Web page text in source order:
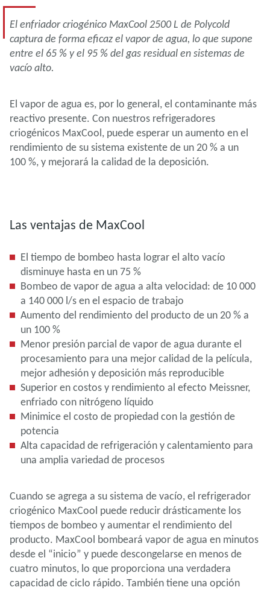
El enfriador criogénico MaxCool 2500 L de Polycold
captura de forma eficaz el vapor de agua, lo que supone
entre el 65 % y el 95 % del gas residual en sistemas de
vacío alto.
El vapor de agua es, por lo general, el contaminante más
reactivo presente. Con nuestros refrigeradores
criogénicos MaxCool, puede esperar un aumento en el
rendimiento de su sistema existente de un 20 % a un
100 %, y mejorará la calidad de la deposición.
Las ventajas de MaxCool
El tiempo de bombeo hasta lograr el alto vacío
disminuye hasta en un 75 %
Bombeo de vapor de agua a alta velocidad: de 10 000
a 140 000 l/s en el espacio de trabajo
Aumento del rendimiento del producto de un 20 % a
un 100 %
Menor presión parcial de vapor de agua durante el
procesamiento para una mejor calidad de la película,
mejor adhesión y deposición más reproducible
Superior en costos y rendimiento al efecto Meissner,
enfriado con nitrógeno líquido
Minimice el costo de propiedad con la gestión de
potencia
Alta capacidad de refrigeración y calentamiento para
una amplia variedad de procesos
Cuando se agrega a su sistema de vacío, el refrigerador
criogénico MaxCool puede reducir drásticamente los
tiempos de bombeo y aumentar el rendimiento del
producto. MaxCool bombeará vapor de agua en minutos
desde el “inicio” y puede descongelarse en menos de
cuatro minutos, lo que proporciona una verdadera
capacidad de ciclo rápido. También tiene una opción